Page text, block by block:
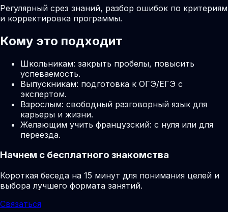
Регулярный срез знаний, разбор ошибок по критериям
и корректировка программы.
Кому это подходит
Школьникам: закрыть пробелы, повысить
успеваемость.
Выпускникам: подготовка к ОГЭ/ЕГЭ с
экспертом.
Взрослым: свободный разговорный язык для
карьеры и жизни.
Желающим учить французский: с нуля или для
переезда.
Начнем с бесплатного знакомства
Короткая беседа на 15 минут для понимания целей и
выбора лучшего формата занятий.
Связаться